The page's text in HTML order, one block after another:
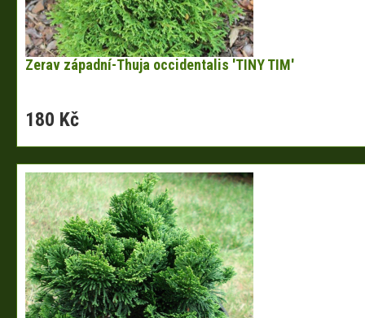
Zerav západní-Thuja occidentalis 'TINY TIM'
180 Kč